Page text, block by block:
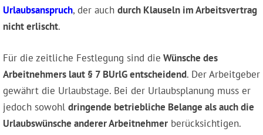
Urlaubsanspruch, der auch durch Klauseln im Arbeitsvertrag
nicht erlischt.
Für die zeitliche Festlegung sind die Wünsche des
Arbeitnehmers laut § 7 BUrlG entscheidend. Der Arbeitgeber
gewährt die Urlaubstage. Bei der Urlaubsplanung muss er
jedoch sowohl dringende betriebliche Belange als auch die
Urlaubswünsche anderer Arbeitnehmer berücksichtigen.